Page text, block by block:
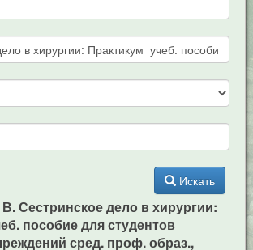
Искать
Сестринское дело в хирургии:
пособие для студентов
сред. проф. образ.,